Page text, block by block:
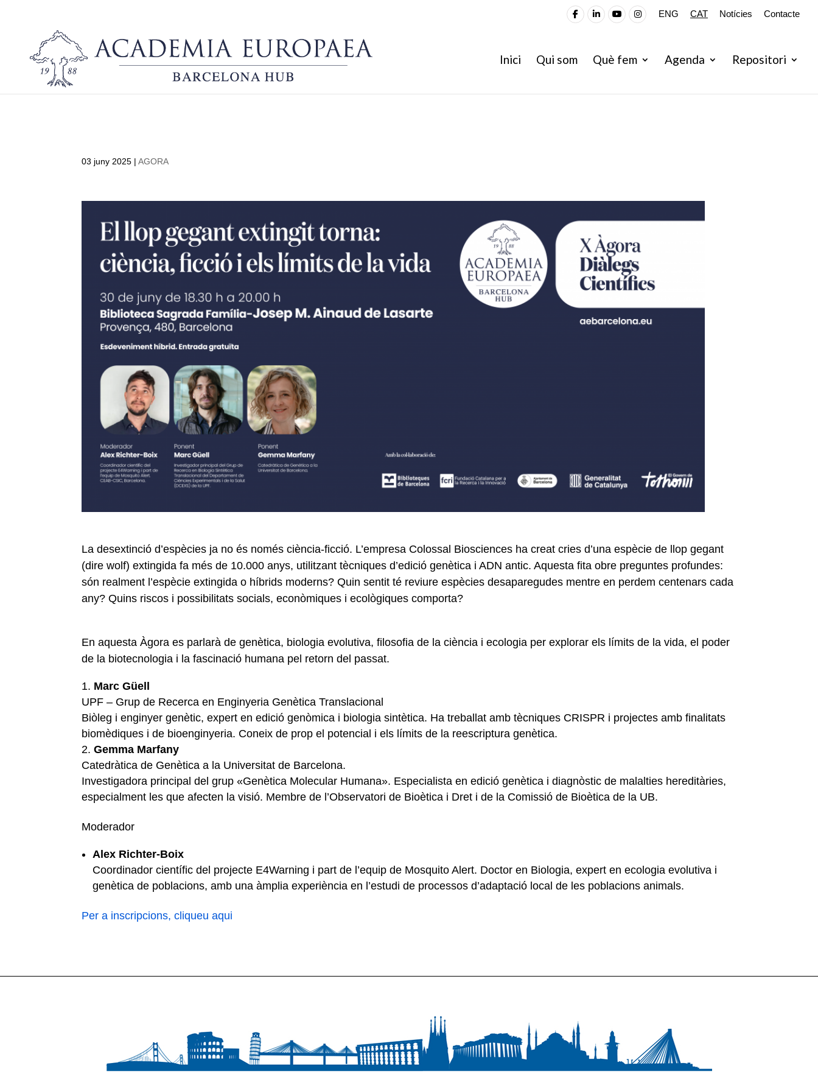
ENG CAT Notícies Contacte
Inici Qui som Què fem Agenda Repositori
03 juny 2025 |AGORA
La desextinció d’espècies ja no és només ciència-ficció. L’empresa Colossal Biosciences ha creat cries d’una espècie de llop gegant
(dire wolf) extingida fa més de 10.000 anys, utilitzant tècniques d’edició genètica i ADN antic. Aquesta fita obre preguntes profundes:
són realment l’espècie extingida o híbrids moderns? Quin sentit té reviure espècies desaparegudes mentre en perdem centenars cada
any? Quins riscos i possibilitats socials, econòmiques i ecològiques comporta?
En aquesta Àgora es parlarà de genètica, biologia evolutiva, filosofia de la ciència i ecologia per explorar els límits de la vida, el poder
de la biotecnologia i la fascinació humana pel retorn del passat.
Marc Güell
UPF – Grup de Recerca en Enginyeria Genètica Translacional
Biòleg i enginyer genètic, expert en edició genòmica i biologia sintètica. Ha treballat amb tècniques CRISPR i projectes amb finalitats
biomèdiques i de bioenginyeria. Coneix de prop el potencial i els límits de la reescriptura genètica.
Gemma Marfany
Catedràtica de Genètica a la Universitat de Barcelona.
Investigadora principal del grup «Genètica Molecular Humana». Especialista en edició genètica i diagnòstic de malalties hereditàries,
especialment les que afecten la visió. Membre de l’Observatori de Bioètica i Dret i de la Comissió de Bioètica de la UB.
Moderador
Alex Richter-Boix
Coordinador científic del projecte E4Warning i part de l’equip de Mosquito Alert. Doctor en Biologia, expert en ecologia evolutiva i
genètica de poblacions, amb una àmplia experiència en l’estudi de processos d’adaptació local de les poblacions animals.
Per a inscripcions, cliqueu aqui